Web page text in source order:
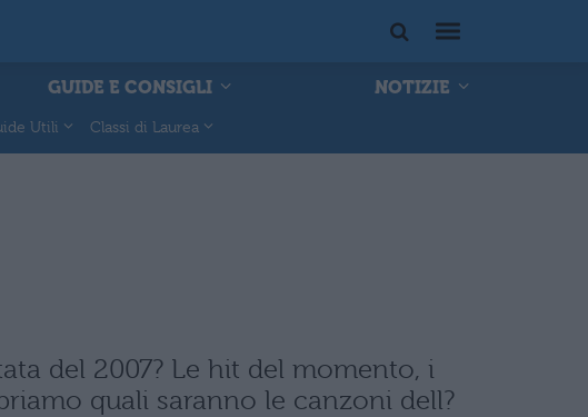
GUIDE E CONSIGLI
NOTIZIE
Utili Classi di Laurea
del 2007? Le hit del momento, i
quali saranno le canzoni dell?